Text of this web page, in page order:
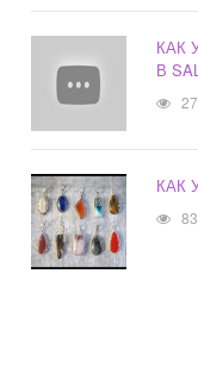
КАК
В
КАК